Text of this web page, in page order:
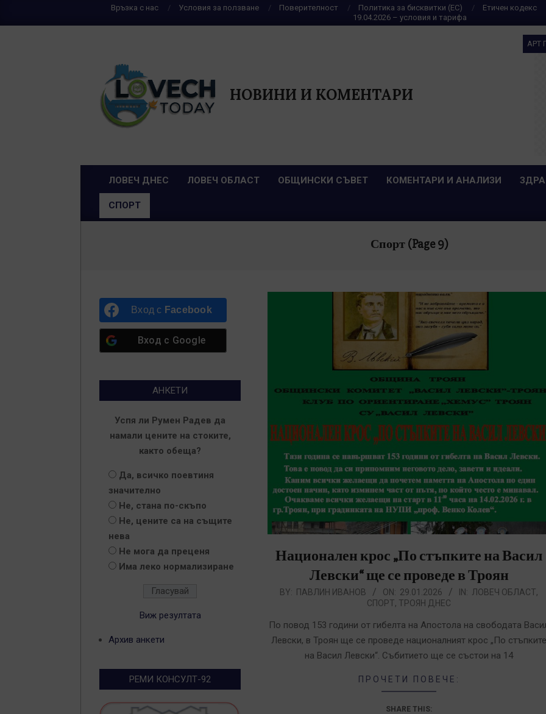
Връзка с нас Условия за ползване Поверителност Политика за бисквитки (ЕС)
Етичен кодекс
19.04.2026 – условия и тарифа
НОВИНИ И КОМЕНТАРИ
АРТ
Primary
ЛОВЕЧ ДНЕС ЛОВЕЧ ОБЛАСТ ОБЩИНСКИ СЪВЕТ КОМЕНТАРИ И АНАЛИЗИ
СПОРТ
Спорт (Page 9)
Национален крос „По стъпките на Васил
Левски“ ще се проведе в Троян
2026-
29
BY: ПАВЛИН ИВАНОВ ON: 29.01.2026 IN: ЛОВЕЧ ОБЛАСТ,
СПОРТ, ТРОЯН ДНЕС
По повод 153 години от гибелта на Апостола на свободата
Левски, в Троян ще се проведе националният крос „По стъпките
на Васил Левски“. Събитието ще се състои на 14
ПРОЧЕТИ ПОВЕЧЕ:
SHARE THIS:
Вход с Facebook
Вход с Google
АНКЕТИ
Успя ли Румен Радев да
намали цените на стоките,
както обеща?
Да, всичко поевтиня
значително
Не, стана по-скъпо
Не, цените са на същите
нева
Не мога да преценя
Има леко нормализиране
Виж резултата
Архив анкети
РЕМИ КОНСУЛТ-92